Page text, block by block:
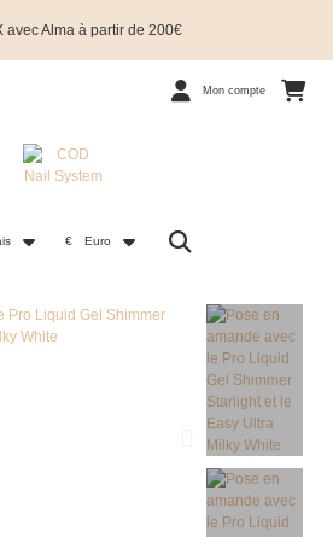
avec Alma à partir de 200€
Mon compte
€ Euro